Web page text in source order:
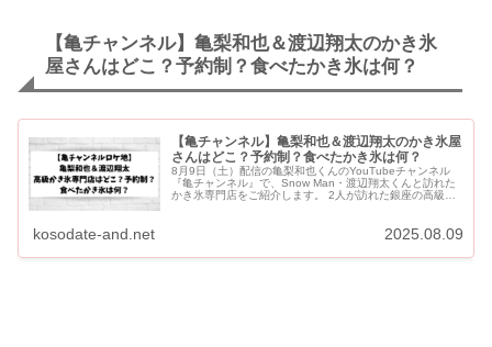
【亀チャンネル】亀梨和也＆渡辺翔太のかき氷
屋さんはどこ？予約制？食べたかき氷は何？
【亀チャンネル】亀梨和也＆渡辺翔太のかき氷屋
さんはどこ？予約制？食べたかき氷は何？
8月9日（土）配信の亀梨和也くんのYouTubeチャンネル
『亀チャンネル』で、Snow Man・渡辺翔太くんと訪れた
かき氷専門店をご紹介します。 2人が訪れた銀座の高級か
kosodate-and.net 2025.08.09